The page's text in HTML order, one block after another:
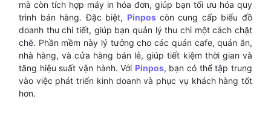
mà còn tích hợp máy in hóa đơn, giúp bạn tối ưu hóa quy
trình bán hàng. Đặc biệt, Pinpos còn cung cấp biểu đồ
doanh thu chi tiết, giúp bạn quản lý thu chi một cách chặt
chẽ. Phần mềm này lý tưởng cho các quán cafe, quán ăn,
nhà hàng, và cửa hàng bán lẻ, giúp tiết kiệm thời gian và
tăng hiệu suất vận hành. Với Pinpos, bạn có thể tập trung
vào việc phát triển kinh doanh và phục vụ khách hàng tốt
hơn.